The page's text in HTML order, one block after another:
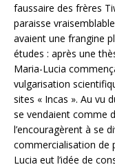
faussaire des frères
paraisse
avaient une frangine
études : après une
Maria-Lucia
vulgarisation
sites « Incas ». Au vu
se vendaient comme
l’encouragèrent à se
commercialisation de
Lucia eut l’idée de